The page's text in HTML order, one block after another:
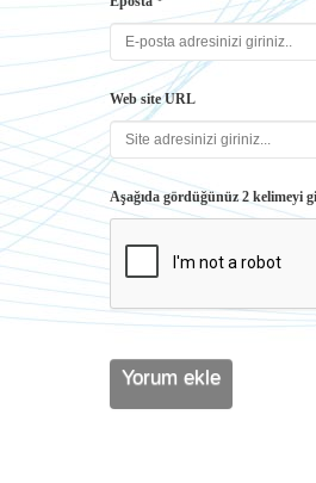
Web site URL
Aşağıda gördüğünüz 2 kelimeyi